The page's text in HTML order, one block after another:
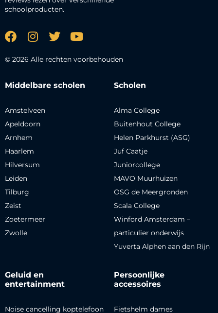
schoolproducten.
© 2026 Alle rechten voorbehouden
Middelbare scholen
Amstelveen
Apeldoorn
Arnhem
Haarlem
Hilversum
Leiden
Tilburg
Zeist
Zoetermeer
Zwolle
Scholen
Alma College
Buitenhout College
Helen Parkhurst (ASG)
Juf Caatje
Juniorcollege
MAVO Muurhuizen
OSG de Meergronden
Scala College
Winford Amsterdam –
particulier onderwijs
Yuverta Alphen aan den Rijn
Geluid en
entertainment
Noise cancelling koptelefoon
Persoonlijke
accessoires
Fietshelm dames